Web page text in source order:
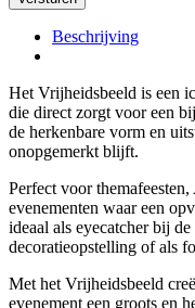
Beschrijving
Het Vrijheidsbeeld is een
die direct zorgt voor een
de herkenbare vorm en
onopgemerkt blijft.
Perfect voor themafeesten,
evenementen waar een
ideaal als eyecatcher bij
decoratieopstelling of als
Met het Vrijheidsbeeld
evenement een groots en